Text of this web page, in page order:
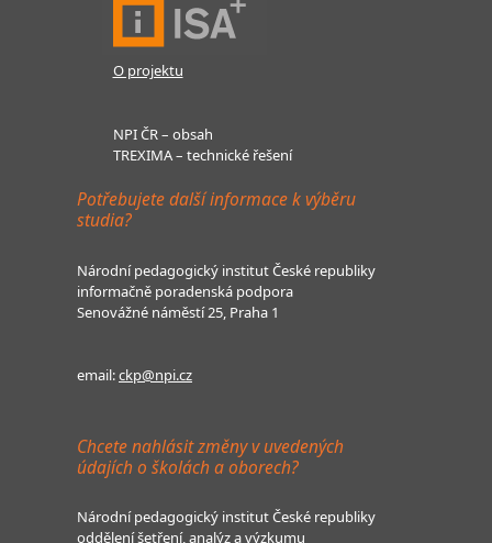
O projektu
NPI ČR – obsah
TREXIMA – technické řešení
Potřebujete další informace k výběru
studia?
Národní pedagogický institut České republiky
informačně poradenská podpora
Senovážné náměstí 25, Praha 1
email:ckp@npi.cz
Chcete nahlásit změny v uvedených
údajích o školách a oborech?
Národní pedagogický institut České republiky
oddělení šetření, analýz a výzkumu